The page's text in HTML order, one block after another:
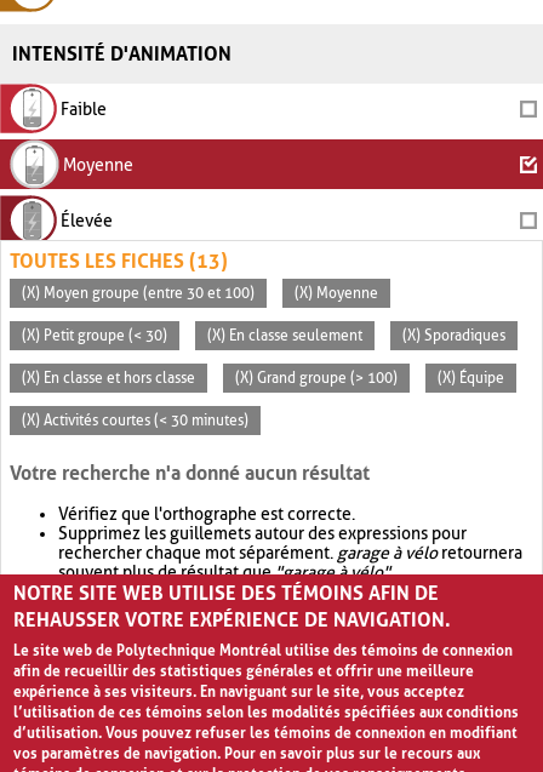
INTENSITÉ D'ANIMATION
Faible
Moyenne
Élevée
TOUTES LES FICHES (13)
(X) Moyen groupe (entre 30 et 100) (X) Moyenne
(X) Petit groupe (< 30) (X) En classe seulement (X) Sporadiques
(X) En classe et hors classe (X) Grand groupe (> 100) (X) Équipe
(X) Activités courtes (< 30 minutes)
Votre recherche n'a donné aucun résultat
Vérifiez que l'orthographe est correcte.
Supprimez les guillemets autour des expressions pour
rechercher chaque mot séparément. garage à véloretournera
souvent plus de résultat que"garage à vélo".
Envisagez d'élargir votre recherche avec OR.garage OR vélo
retournera souvent plus de résultat quegarage à vélo
NOTRE SITE WEB UTILISE DES TÉMOINS AFIN DE
REHAUSSER VOTRE EXPÉRIENCE DE NAVIGATION.
Le site web de Polytechnique Montréal utilise des témoins de connexion
afin de recueillir des statistiques générales et offrir une meilleure
expérience à ses visiteurs. En naviguant sur le site, vous acceptez
l’utilisation de ces témoins selon les modalités spécifiées aux conditions
d’utilisation. Vous pouvez refuser les témoins de connexion en modifiant
vos paramètres de navigation. Pour en savoir plus sur le recours aux